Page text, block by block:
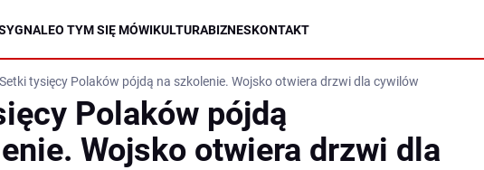
O TYM SIĘ MÓWIKULTURABIZNESKONTAKT
Setki tysięcy Polaków pójdą na szkolenie. Wojsko otwiera drzwi dla cywilów
Polaków pójdą
Wojsko otwiera drzwi dla